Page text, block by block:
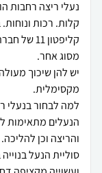
יש להן שיכוך
הנעלים מתאימות